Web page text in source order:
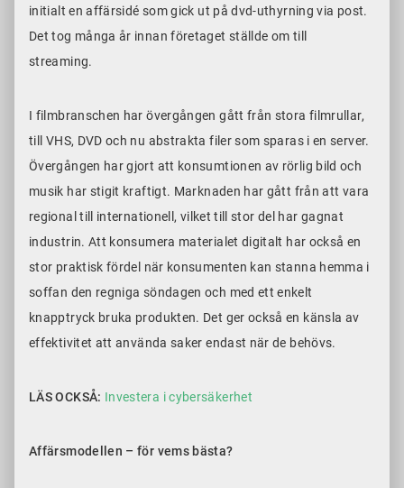
initialt en affärsidé som gick ut på dvd-uthyrning via post.
Det tog många år innan företaget ställde om till
streaming.
I filmbranschen har övergången gått från stora filmrullar,
till VHS, DVD och nu abstrakta filer som sparas i en server.
Övergången har gjort att konsumtionen av rörlig bild och
musik har stigit kraftigt. Marknaden har gått från att vara
regional till internationell, vilket till stor del har gagnat
industrin. Att konsumera materialet digitalt har också en
stor praktisk fördel när konsumenten kan stanna hemma i
soffan den regniga söndagen och med ett enkelt
knapptryck bruka produkten. Det ger också en känsla av
effektivitet att använda saker endast när de behövs.
LÄS OCKSÅ: Investera i cybersäkerhet
Affärsmodellen – för vems bästa?